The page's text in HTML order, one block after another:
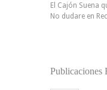
El Cajón Suena
No dudare en
Publicaciones